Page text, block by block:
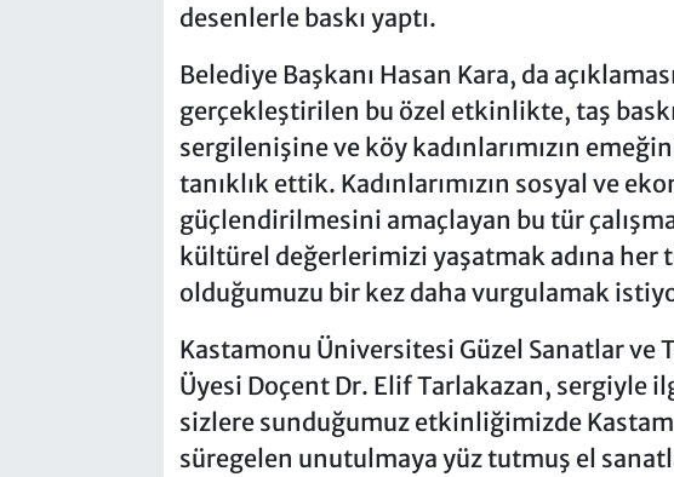
desenlerle baskı yaptı.
Belediye Başkanı Hasan Kara, da
gerçekleştirilen bu özel etkinlikte, taş
sergilenişine ve köy kadınlarımızın
tanıklık ettik. Kadınlarımızın sosyal ve
güçlendirilmesini amaçlayan bu tür
kültürel değerlerimizi yaşatmak adına her
olduğumuzu bir kez daha vurgulamak
Kastamonu Üniversitesi Güzel Sanatlar ve
Üyesi Doçent Dr. Elif Tarlakazan, sergiyle
sizlere sunduğumuz etkinliğimizde
süregelen unutulmaya yüz tutmuş el